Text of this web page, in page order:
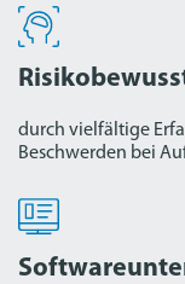
durch vielfältige
Beschwerden bei